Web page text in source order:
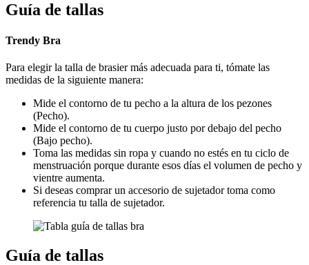
Guía de tallas
Trendy Bra
Para elegir la talla de brasier más adecuada para ti, tómate las
medidas de la siguiente manera:
Mide el contorno de tu pecho a la altura de los pezones
(Pecho).
Mide el contorno de tu cuerpo justo por debajo del pecho
(Bajo pecho).
Toma las medidas sin ropa y cuando no estés en tu ciclo de
menstruación porque durante esos días el volumen de pecho y
vientre aumenta.
Si deseas comprar un accesorio de sujetador toma como
referencia tu talla de sujetador.
Guía de tallas